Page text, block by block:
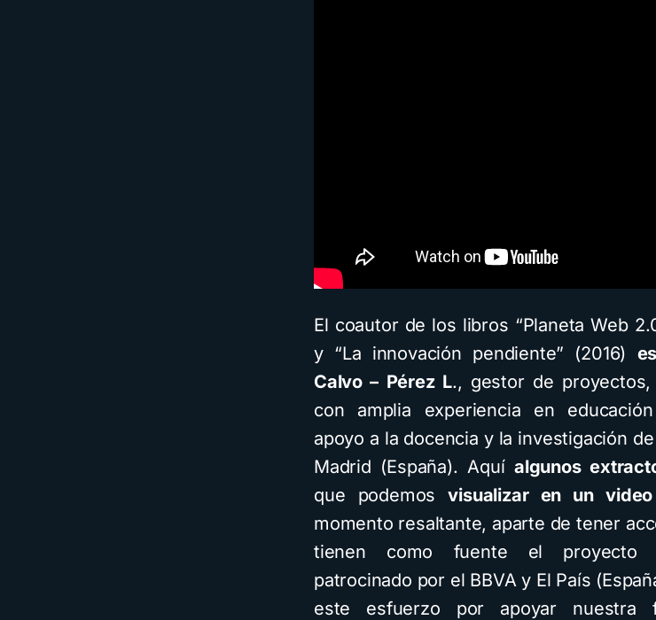
El coautor de los libros “Planeta Web
y “La innovación pendiente” (2016)
Calvo – Pérez L., gestor de
con amplia experiencia en
apoyo a la docencia y la investigación
Madrid (España). Aquí algunos
que podemosvisualizar en un video
momento resaltante, aparte de tener
tienen como fuente el
patrocinado por el BBVA y El País
este esfuerzo por apoyar nuestra